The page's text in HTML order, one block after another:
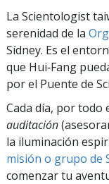
La Scientologist
serenidad de la
Sídney. Es el
que Hui‑Fang
por el Puente de
Cada día, por todo
auditación
la iluminación
misión o grupo de
comenzar tu